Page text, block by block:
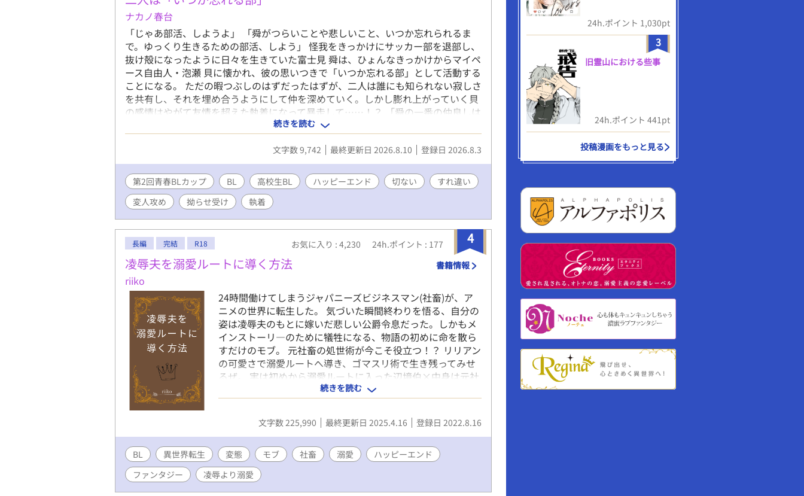
ナカノ春台
「じゃあ部活、しようよ」 「舜がつらいことや悲しいこと、いつか忘れられるま
で。ゆっくり生きるための部活、しよう」 怪我をきっかけにサッカー部を退部し、
抜け殻になったように日々を生きていた富士見 舜は、ひょんなきっかけからマイペ
ース自由人・泡瀬 貝に懐かれ、彼の思いつきで「いつか忘れる部」として活動する
ことになる。 ただの暇つぶしのはずだったはずが、二人は誰にも知られない寂しさ
を共有し、それを埋め合うようにして仲を深めていく。しかし膨れ上がっていく貝
の感情はやがて友情を超えた執着になって暴走して……！？ 「舜の一番の仲良しは
ぼくじゃないと嫌だ」 「ぼくの中身、教えてあげる。……ずっと舜に、こうしたい
って思ってた」 不思議系儚げ美形マイペース攻め×過去を引きずる平凡世話焼き受
け 不器用な二人の恋の行方を描く爽やかハートフル高校生BLです。 平日は毎日更
新できるようがんばっていきます。 第2回青春BLカップにもエントリーしています
ので、応援どうぞよろしくお願いいたします。 ◇ （攻） 泡瀬 貝(あわせ かい)
高校3年生。浮世離れした儚げで中性的な容姿と突飛な言動が目を引く。マイペー
スをきわめ、何にも縛られず何をも縛らない自由人。だが出席日数が圧倒的に足り
ない。実は海の生き物に詳しい。 （受） 富士見 舜(ふじみ しゅん) 高校3年生。
2年の秋、怪我をきっかけにいろいろあってサッカー部を退部し、現在は受験勉強
に打ち込んでいる。友人は多いが親友がいない。人に甘えたり頼ったりするのが苦
手。
続きを読む
文字数 9,742 最終更新日 2026.8.10 登録日 2026.8.3
第2回青春BLカップ BL 高校生BL ハッピーエンド 切ない
すれ違い
変人攻め
拗らせ受け 執着
4
長編 完結 R18 お気に入り : 4,230 24h.ポイント : 177
凌辱夫を溺愛ルートに導く方法
riiko
書籍情報
24時間働けてしまうジャパニーズビジネスマン(社畜)が、ア
ニメの世界に転生した。 気づいた瞬間終わりを悟る、自分の
姿は凌辱夫のもとに嫁いだ悲しい公爵令息だった。しかもメ
インストーリ―のために犠牲になる、物語の初めに命を散ら
すだけのモブ。 元社畜の処世術が今こそ役立つ！？ リリアン
の可愛さで溺愛ルートへ導き、ゴマスリ術で生き残ってみせ
るぜ。 実は初めから溺愛ルートに入った辺境伯×中身は元社
畜の死亡フラグ付き公爵令息 一部、凌辱夫を罵る場面があり
ますが、この作品は凌辱作品自体を否定するものではありま
せん。内容は溺愛メインですのでご了承くださいませ☆ 性描
写が入るシーンは ※マークをタイトルにつけますのでご注意
ント欄ネタバレ全解除につき、ご閲覧にはご注意くださいま
せ。
続きを読む
文字数 225,990 最終更新日 2025.4.16 登録日 2022.8.16
BL 異世界転生 変態 モブ 社畜 溺愛
ハッピーエンド
ファンタジー
凌辱より溺愛
24h.ポイント 1,030pt
3
旧霊山における些事
24h.ポイント 441pt
投稿漫画をもっと見る